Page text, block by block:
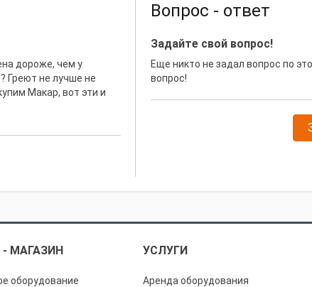
дороже, чем у
Греют не лучше не
Макар, вот эти и
Вопрос - ответ
Задайте свой вопрос!
Еще никто не задал вопрос по
вопрос!
- МАГАЗИН УСЛУГИ
оборудование Аренда оборудования